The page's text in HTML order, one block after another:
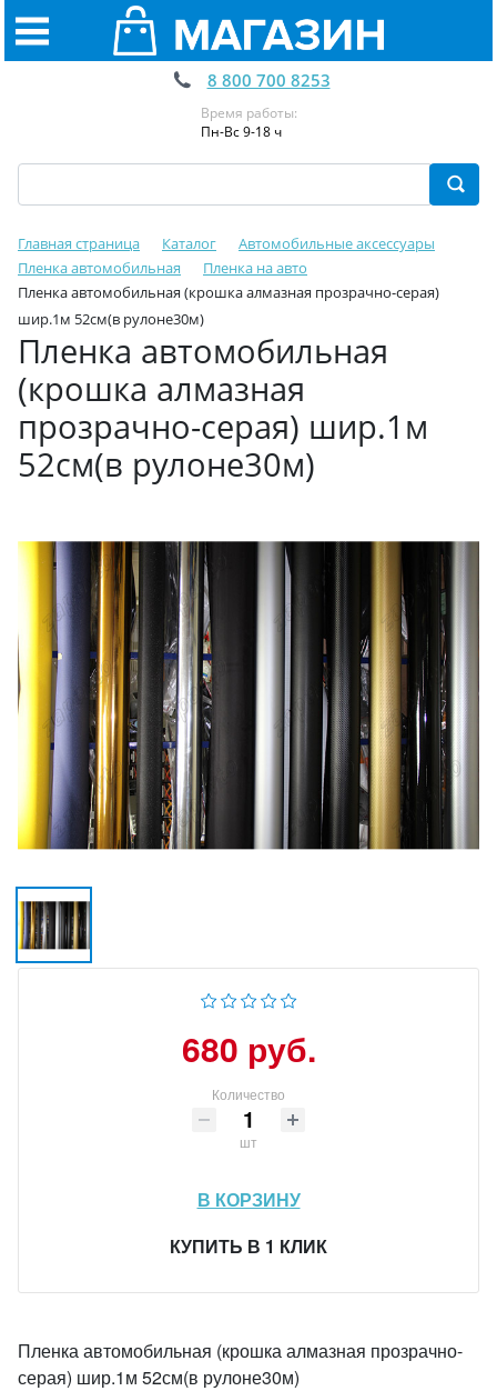
8 800 700 8253
Время работы:
Пн-Вс 9-18 ч
Главная страница Каталог
Автомобильные аксессуары
Пленка автомобильная
Пленка на авто
Пленка автомобильная (крошка алмазная прозрачно-серая)
шир.1м 52см(в рулоне30м)
Пленка автомобильная
(крошка алмазная
прозрачно-серая) шир.1м
52см(в рулоне30м)
680 руб.
Количество
шт
В КОРЗИНУ
КУПИТЬ В 1 КЛИК
Пленка автомобильная (крошка алмазная прозрачно-
серая) шир.1м 52см(в рулоне30м)